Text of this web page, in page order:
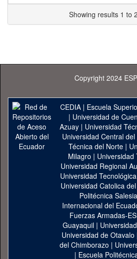
Showing results 1 to
Copyright 2024
CEDIA| Escuela
| Universidad de
Azuay| Universidad
Universidad Central
Técnica del Norte |
Milagro | Universidad
Universidad Regional
Universidad
Universidad Catolica
Politécnica
Internacional del
Fuerzas Armadas-
Guayaquil|
Universidad de Otavalo
del Chimborazo |
| Escuela